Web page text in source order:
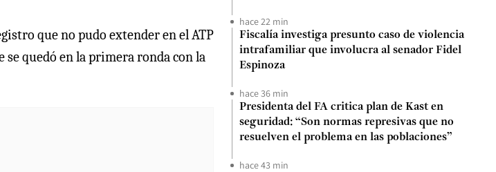
que no pudo extender en el ATP
se quedó en la primera ronda con la
hace 22 min
Fiscalía investiga presunto caso de violencia
intrafamiliar que involucra al senador Fidel
Espinoza
hace 36 min
Presidenta del FA critica plan de Kast en
seguridad: “Son normas represivas que no
resuelven el problema en las poblaciones”
hace 43 min